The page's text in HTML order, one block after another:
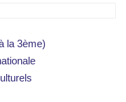
la 3ème)